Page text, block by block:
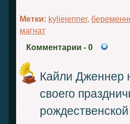
Метки: kyliejenner,
магнат
Комментарии - 0
Кайли Дженнер
своего